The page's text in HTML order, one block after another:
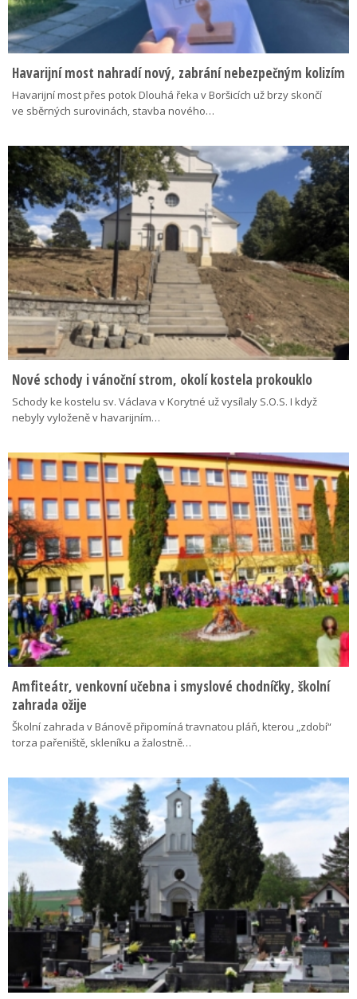
Havarijní most nahradí nový, zabrání nebezpečným kolizím
Havarijní most přes potok Dlouhá řeka v Boršicích už brzy skončí
ve sběrných surovinách, stavba nového…
Nové schody i vánoční strom, okolí kostela prokouklo
Schody ke kostelu sv. Václava v Korytné už vysílaly S.O.S. I když
nebyly vyloženě v havarijním…
Amfiteátr, venkovní učebna i smyslové chodníčky, školní
zahrada ožije
Školní zahrada v Bánově připomíná travnatou pláň, kterou „zdobí“
torza pařeniště, skleníku a žalostně…